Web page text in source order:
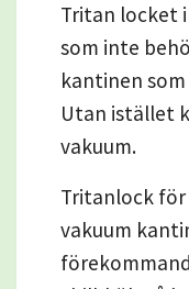
Tritan locket
som inte
kantinen
Utan istället
vakuum.
Tritanlock för
vakuum